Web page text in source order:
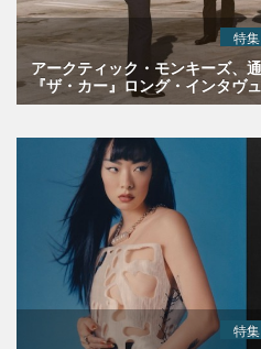
特集
アークティック・モンキーズ、
『ザ・カー』ロング・インタヴ
特集